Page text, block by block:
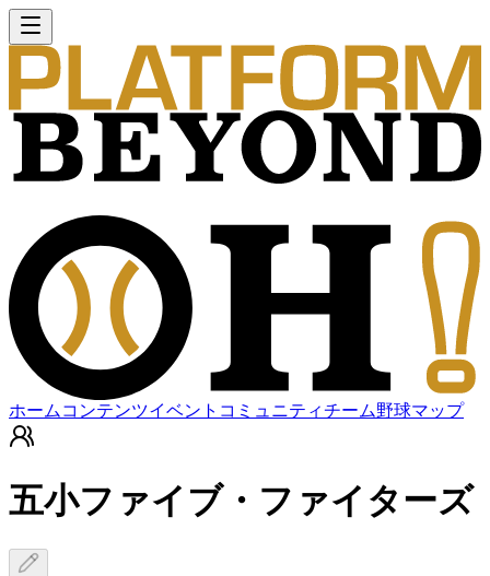
ホーム コンテンツイベント コミュニティチーム野球マップ
五小ファイブ・ファイターズ